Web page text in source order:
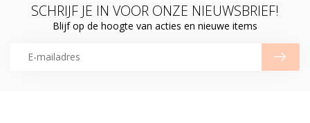
SCHRIJF JE IN VOOR ONZE NIEUWSBRIEF!
Blijf op de hoogte van acties en nieuwe items